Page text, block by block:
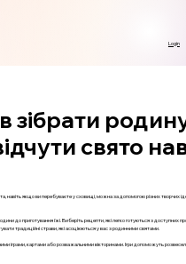
Login
зібрати
свято
навіть якщо ви перебуваєте у сховищі, можна за допомогою різних творчих
родини до приготування їжі. Виберіть рецепти, які легко готуються з доступних
традиційні страви, які асоціюються у вас з родинними святами.
іграми, картами або розважальними вікторинами. Ігри допоможуть